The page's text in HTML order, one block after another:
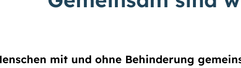
mit und ohne Behinderung